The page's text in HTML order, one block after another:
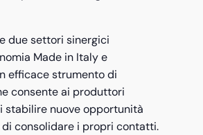
due settori sinergici
Made in Italy e
efficace strumento di
consente ai produttori
stabilire nuove opportunità
consolidare i propri contatti.